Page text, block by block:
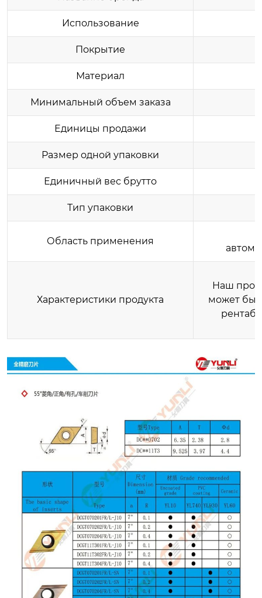
Использование
Покрытие
Материал
Минимальный объем заказа
Единицы продажи
Размер одной упаковки
Единичный вес брутто
Тип упаковки
Область применения
Характеристики продукта
Наш
может